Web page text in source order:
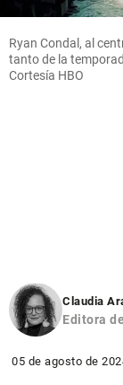
Ryan Condal, al
tanto de la
Cortesía HBO
Claudia
Editora
05 de agosto de